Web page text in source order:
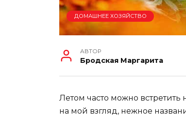
ДОМАШНЕЕ ХОЗЯЙСТВО
АВТОР
Бродская Маргарита
Летом часто можно встретить
на мой взгляд, нежное